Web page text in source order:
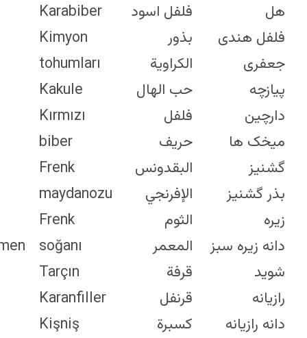
Cumin
Black
Pepper
Caraway
Seeds
Cardamom
Cayenne
Pepper
Chervil
Chives
Cinnamon
Cloves
Coriander
Kardamom
Cayennepfeffer
Kerbel
Schnittlauch
Koriander
Koriandersamen
Kreuzkümmel
Kreuzkümmelsamen
Fenchel
Fenchelsamen
Karabiber
Kimyon
tohumları
Kakule
Kırmızı
biber
Frenk
Frenk
soğanı
Tarçın
Karanfiller
Kişniş